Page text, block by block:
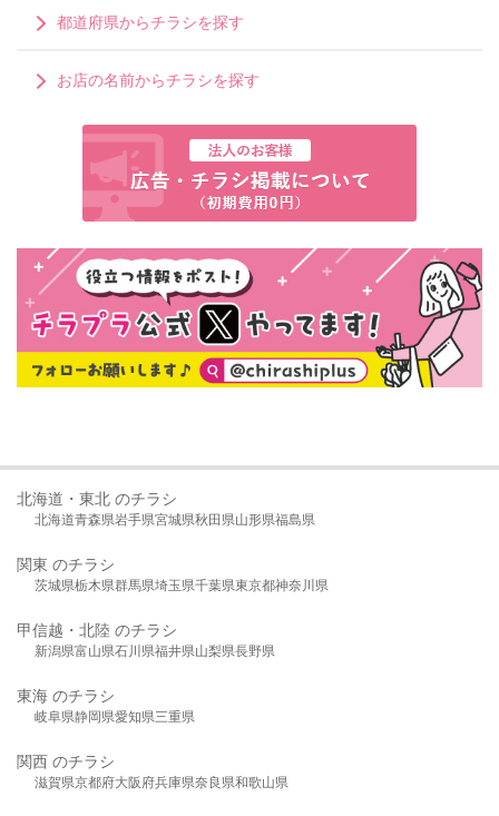
都道府県からチラシを探す
お店の名前からチラシを探す
北海道・東北 のチラシ
北海道青森県岩手県宮城県秋田県山形県福島県
関東 のチラシ
茨城県栃木県群馬県埼玉県千葉県東京都神奈川県
甲信越・北陸 のチラシ
新潟県富山県石川県福井県山梨県長野県
東海 のチラシ
岐阜県静岡県愛知県三重県
関西 のチラシ
滋賀県京都府大阪府兵庫県奈良県和歌山県